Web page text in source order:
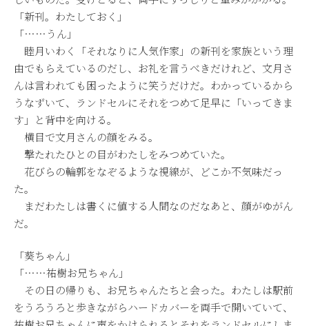
「新刊。わたしておく」
「……うん」
睦月いわく「それなりに人気作家」の新刊を家族という理
由でもらえているのだし、お礼を言うべきだけれど、文月さ
んは言われても困ったように笑うだけだ。わかっているから
うなずいて、ランドセルにそれをつめて足早に「いってきま
す」と背中を向ける。
横目で文月さんの顔をみる。
撃たれたひとの目がわたしをみつめていた。
花びらの輪郭をなぞるような視線が、どこか不気味だっ
た。
まだわたしは書くに値する人間なのだなあと、顔がゆがん
だ。
「葵ちゃん」
「……祐樹お兄ちゃん」
その日の帰りも、お兄ちゃんたちと会った。わたしは駅前
をうろうろと歩きながらハードカバーを両手で開いていて、